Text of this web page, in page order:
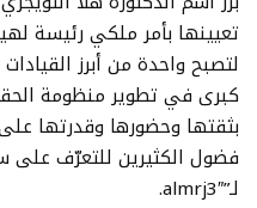
تعيينها بأمر ملكي رئيسة
لتصبح واحدة من أبرز
كبرى في تطوير منظومة
بثقتها وحضورها وقدرتها
فضول الكثيرين للتعرّف على
لـ”almrj3″.